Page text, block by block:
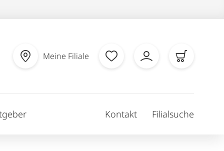
Meine Filiale
Kontakt Filialsuche